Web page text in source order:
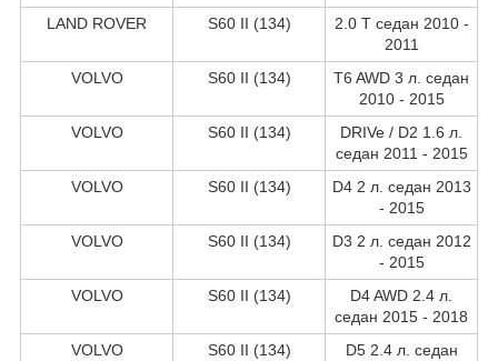
LAND ROVER
S60 II (134)
2.0 T седан 2010 -
2011
VOLVO
S60 II (134)
T6 AWD 3 л. седан
2010 - 2015
VOLVO
S60 II (134)
DRIVe / D2 1.6 л.
седан 2011 - 2015
VOLVO
S60 II (134)
D4 2 л. седан 2013
- 2015
VOLVO
S60 II (134)
D3 2 л. седан 2012
- 2015
VOLVO
S60 II (134)
D4 AWD 2.4 л.
седан 2015 - 2018
VOLVO
S60 II (134) D5 2.4 л. седан